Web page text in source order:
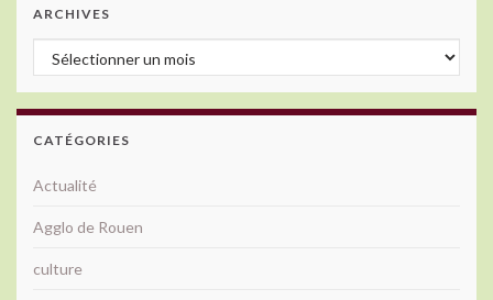
ARCHIVES
Archives
CATÉGORIES
Actualité
Agglo de Rouen
culture